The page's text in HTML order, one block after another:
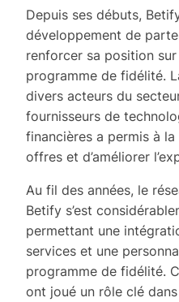
Depuis ses débuts,
développement de
renforcer sa position
programme de fidélité.
divers acteurs du
fournisseurs de
financières a permis à
offres et d’améliorer
Au fil des années, le
Betify s’est
permettant une
services et une
programme de fidélité.
ont joué un rôle clé